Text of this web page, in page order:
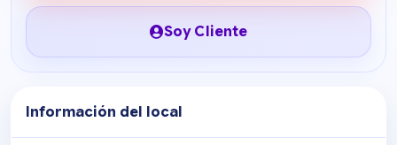
Soy Cliente
Información del local